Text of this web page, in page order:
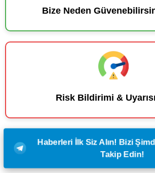
Bize Neden
Risk Bildirimi & Uyarısı
Haberleri İlk Siz Alın! Bizi
Takip Edin!